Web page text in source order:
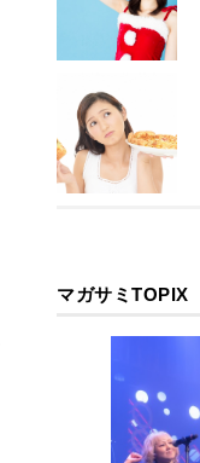
マガサミTOPIX